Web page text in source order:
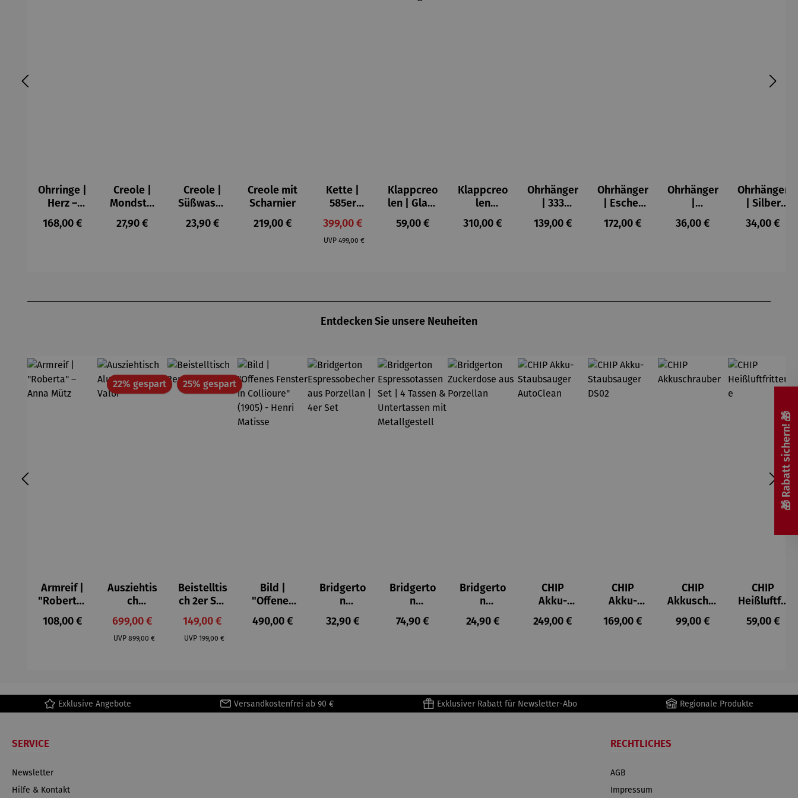
Ohrringe |
Herz –
Juliet
Regulärer Preis:
168,00 €
Creole |
Mondstei
n Perle
Regulärer Preis:
27,90 €
Creole |
Süßwasse
rperle
Regulärer Preis:
23,90 €
Creole mit
Scharnier
Regulärer Preis:
219,00 €
Kette |
585er
Gold
dreifarbig
teilrhodini
Verkaufspreis:
399,00 €
UVP Regulärer Preis:
499,00 €
Klappcreo
len | Glanz
rechtecki
g
Regulärer Preis:
59,00 €
Klappcreo
len
Süßwasse
rperle
Regulärer Preis:
310,00 €
Ohrhänger
| 333
Gelbgold
– Herz
Regulärer Preis:
139,00 €
Ohrhänger
| Escher
Kugel
Regulärer Preis:
172,00 €
Ohrhänger
Rhodinier
t | 03
Regulärer Preis:
36,00 €
Ohrhänger
| Silber
vergoldet
– Anker
Regulärer
34,00 €
Entdecken Sie unsere Neuheiten
Armreif |
"Roberta"
– Anna
Mütz
Regulärer Preis:
108,00 €
22% gespartRabatt
Ausziehtis
ch
Aluminium
– Valor
Verkaufspreis:
699,00 €
UVP Regulärer Preis:
899,00 €
25% gespartRabatt
Beistelltis
ch 2er Set
– Dalias
Verkaufspreis:
149,00 €
UVP Regulärer Preis:
199,00 €
Bild |
"Offenes
Fenster in
Collioure"
Regulärer Preis:
490,00 €
Bridgerto
n
Espresso
becher
Regulärer Preis:
32,90 €
Bridgerto
n
Espressot
assen Set
Metallges
Regulärer Preis:
74,90 €
Bridgerto
n
Zuckerdo
se aus
Regulärer Preis:
24,90 €
CHIP
Akku-
Staubsau
ger
Regulärer Preis:
249,00 €
CHIP
Akku-
Staubsau
ger DS02
Regulärer Preis:
169,00 €
CHIP
Akkuschra
uber
Regulärer Preis:
99,00 €
CHIP
Heißluftfri
tteuse
Regulärer
59,00 €
Exklusive Angebote Versandkostenfrei ab 90 € Exklusiver Rabatt für Newsletter-Abo Regionale Produkte
SERVICE
Newsletter
Hilfe & Kontakt
RECHTLICHES
AGB
Impressum
🎁 Rabatt sichern! 🎁